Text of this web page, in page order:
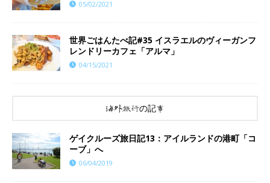
05/02/2021
世界ごはんたべ記#35 イスラエルのヴィーガンフ
レンドリーカフェ「アルマ」
04/15/2021
海外旅行の記事
ゲイクルーズ旅日記13：アイルランドの港町「コ
ーブ」へ
06/04/2019